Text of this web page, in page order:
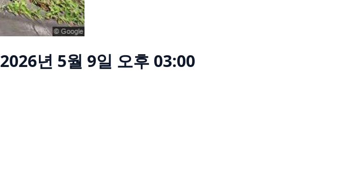
2026년 5월 9일 오후 03:00